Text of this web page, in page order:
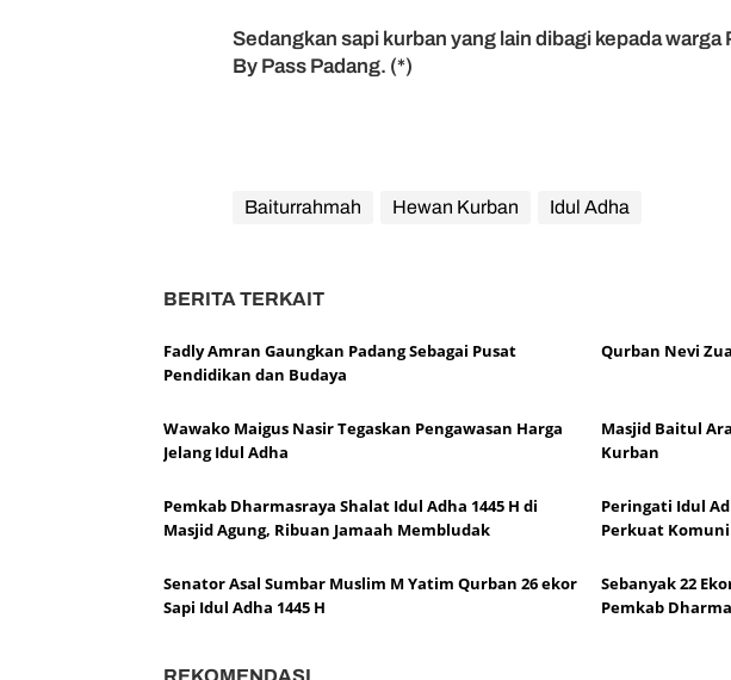
,
K
g
r
F
m
r
n
Sedangkan sapi kurban yang lain dibagi kepada
By Pass Padang. (*)
Baiturrahmah Hewan Kurban Idul Adha
BERITA TERKAIT
Fadly Amran Gaungkan Padang Sebagai Pusat
Pendidikan dan Budaya
Qurban Nevi
Wawako Maigus Nasir Tegaskan Pengawasan Harga
Jelang Idul Adha
Masjid Baitul
Kurban
Pemkab Dharmasraya Shalat Idul Adha 1445 H di
Masjid Agung, Ribuan Jamaah Membludak
Peringati Idul
Perkuat
Senator Asal Sumbar Muslim M Yatim Qurban 26 ekor
Sapi Idul Adha 1445 H
Sebanyak 22
Pemkab
REKOMENDASI